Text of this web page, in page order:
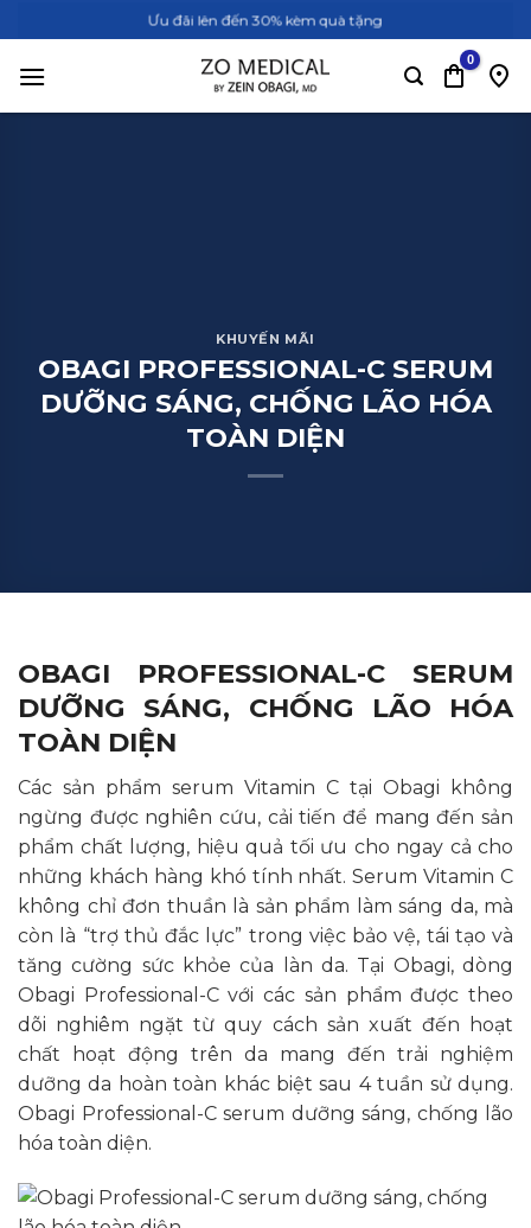
qua
nội
Ưu đãi lên đến 30% kèm quà tặng
KHUYẾN MÃI
OBAGI PROFESSIONAL-C SERUM
DƯỠNG SÁNG, CHỐNG LÃO HÓA
TOÀN DIỆN
OBAGI PROFESSIONAL-C SERUM
DƯỠNG SÁNG, CHỐNG LÃO HÓA
TOÀN DIỆN
Các sản phẩm serum Vitamin C tại Obagi không
ngừng được nghiên cứu, cải tiến để mang đến sản
phẩm chất lượng, hiệu quả tối ưu cho ngay cả cho
những khách hàng khó tính nhất. Serum Vitamin C
không chỉ đơn thuần là sản phẩm làm sáng da, mà
còn là “trợ thủ đắc lực” trong việc bảo vệ, tái tạo và
tăng cường sức khỏe của làn da. Tại Obagi, dòng
Obagi Professional-C với các sản phẩm được theo
dõi nghiêm ngặt từ quy cách sản xuất đến hoạt
chất hoạt động trên da mang đến trải nghiệm
dưỡng da hoàn toàn khác biệt sau 4 tuần sử dụng.
Obagi Professional-C serum dưỡng sáng, chống lão
hóa toàn diện.